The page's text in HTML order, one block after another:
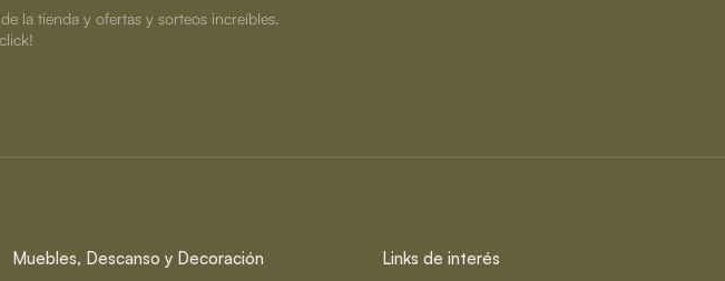
la tienda y ofertas y sorteos increíbles.
Muebles, Descanso y Decoración
Links de interés